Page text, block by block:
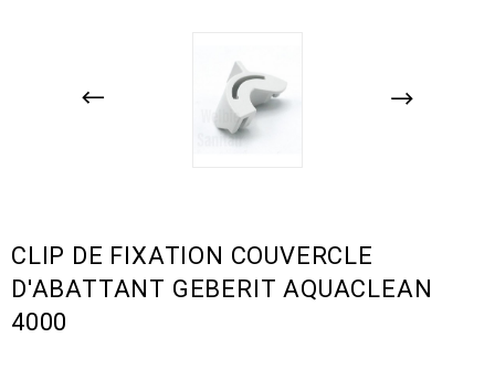
CLIP DE FIXATION COUVERCLE
D'ABATTANT GEBERIT AQUACLEAN
4000